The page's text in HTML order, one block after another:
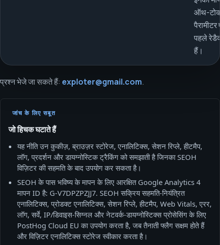
ऑथ-
पहले
हैं।
प्रश्न भेजे जा सकते हैं: exploter@gmail.com.
जांच के लिए सबूत
जो हिचक घटाते हैं
यह नीति उन कुकीज़, ब्राउज़र स्टोरेज, एनालिटिक्स, सेशन रिप्ले, हीटमैप,
लॉग, प्रदर्शन और डायग्नोस्टिक ट्रैकिंग को समझाती है जिनका SEOH
विज़िटर की सहमति के बाद उपयोग कर सकता है।
SEOH के पास भविष्य के मापन के लिए आरक्षित Google Analytics 4
मापन ID है: G-V7DPZPZJJ7. SEOH सक्रिय सहमति-नियंत्रित
एनालिटिक्स, प्रोडक्ट एनालिटिक्स, सेशन रिप्ले, हीटमैप, Web Vitals, एरर,
लॉग, सर्वे, IP/डिवाइस-सिग्नल और नेटवर्क-डायग्नोस्टिक्स प्रोसेसिंग के लिए
PostHog Cloud EU का उपयोग करता है, जब तैनाती फ्लैग सक्षम होते हैं
और विज़िटर एनालिटिक्स स्टोरेज स्वीकार करता है।